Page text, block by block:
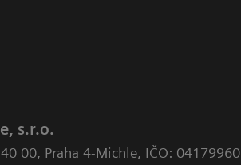
s.r.o.
00, Praha 4-Michle, IČO: 04179960